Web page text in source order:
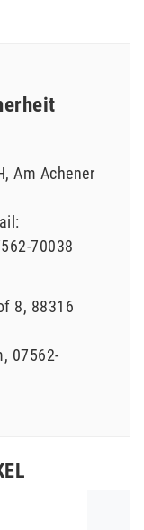
Am Achener
70038
8 88316
07562-